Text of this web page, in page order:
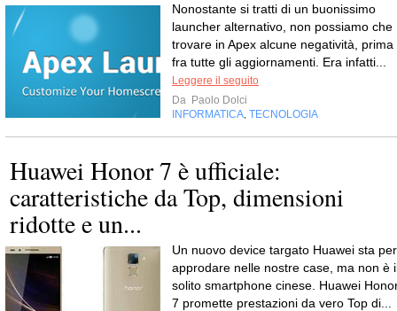
Nonostante si tratti di un buonissimo
launcher alternativo, non possiamo che
trovare in Apex alcune negatività, prima
fra tutte gli aggiornamenti. Era infatti...
Leggere il seguito
Da Paolo Dolci
INFORMATICA TECNOLOGIA
Huawei Honor 7 è ufficiale:
caratteristiche da Top, dimensioni
ridotte e un...
Un nuovo device targato Huawei sta per
approdare nelle nostre case, ma non è
solito smartphone cinese. Huawei
7 promette prestazioni da vero Top di...